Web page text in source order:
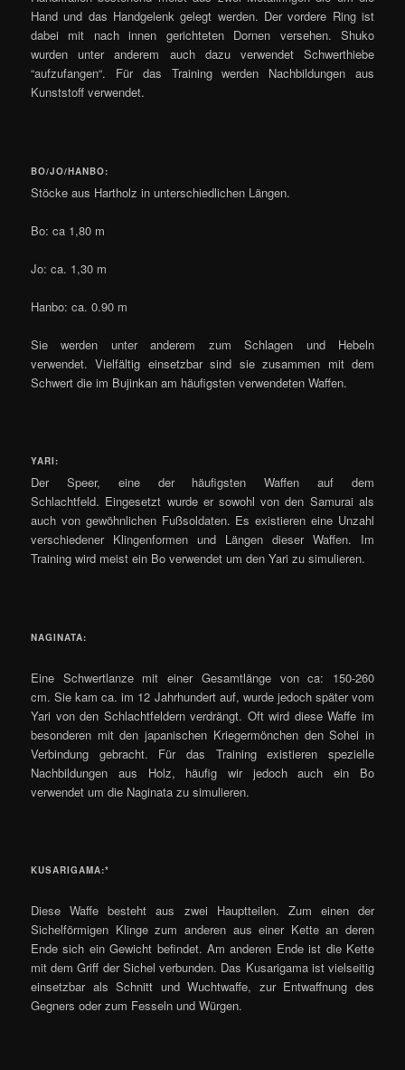
Hand und das Handgelenk gelegt werden. Der vordere Ring ist
dabei mit nach innen gerichteten Dornen versehen. Shuko
wurden unter anderem auch dazu verwendet Schwerthiebe
“aufzufangen“. Für das Training werden Nachbildungen aus
Kunststoff verwendet.
BO/JO/HANBO:
Stöcke aus Hartholz in unterschiedlichen Längen.
Bo: ca 1,80 m
Jo: ca. 1,30 m
Hanbo: ca. 0.90 m
Sie werden unter anderem zum Schlagen und Hebeln
verwendet. Vielfältig einsetzbar sind sie zusammen mit dem
Schwert die im Bujinkan am häufigsten verwendeten Waffen.
YARI:
Der Speer, eine der häufigsten Waffen auf dem
Schlachtfeld. Eingesetzt wurde er sowohl von den Samurai als
auch von gewöhnlichen Fußsoldaten. Es existieren eine Unzahl
verschiedener Klingenformen und Längen dieser Waffen. Im
Training wird meist ein Bo verwendet um den Yari zu simulieren.
NAGINATA:
Eine Schwertlanze mit einer Gesamtlänge von ca: 150-260
cm. Sie kam ca. im 12 Jahrhundert auf, wurde jedoch später vom
Yari von den Schlachtfeldern verdrängt. Oft wird diese Waffe im
besonderen mit den japanischen Kriegermönchen den Sohei in
Verbindung gebracht. Für das Training existieren spezielle
Nachbildungen aus Holz, häufig wir jedoch auch ein Bo
verwendet um die Naginata zu simulieren.
KUSARIGAMA:*
Diese Waffe besteht aus zwei Hauptteilen. Zum einen der
Sichelförmigen Klinge zum anderen aus einer Kette an deren
Ende sich ein Gewicht befindet. Am anderen Ende ist die Kette
mit dem Griff der Sichel verbunden. Das Kusarigama ist vielseitig
einsetzbar als Schnitt und Wuchtwaffe, zur Entwaffnung des
Gegners oder zum Fesseln und Würgen.